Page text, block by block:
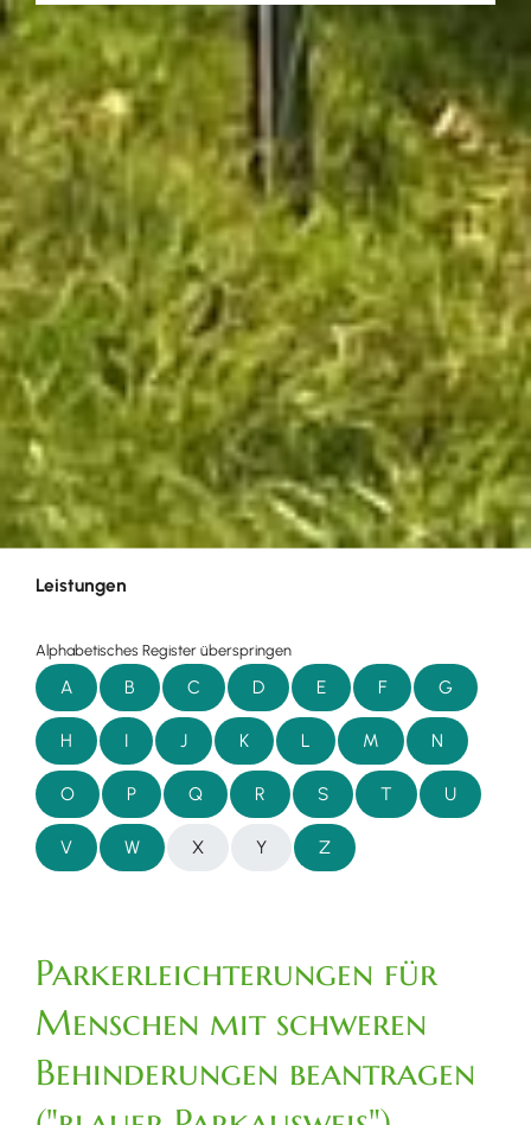
Leistungen
Alphabetisches Register überspringen
A B C D E F G
H I J K L M N
O P Q R S T U
V W X Y Z
Parkerleichterungen für
Menschen mit schweren
Behinderungen beantragen